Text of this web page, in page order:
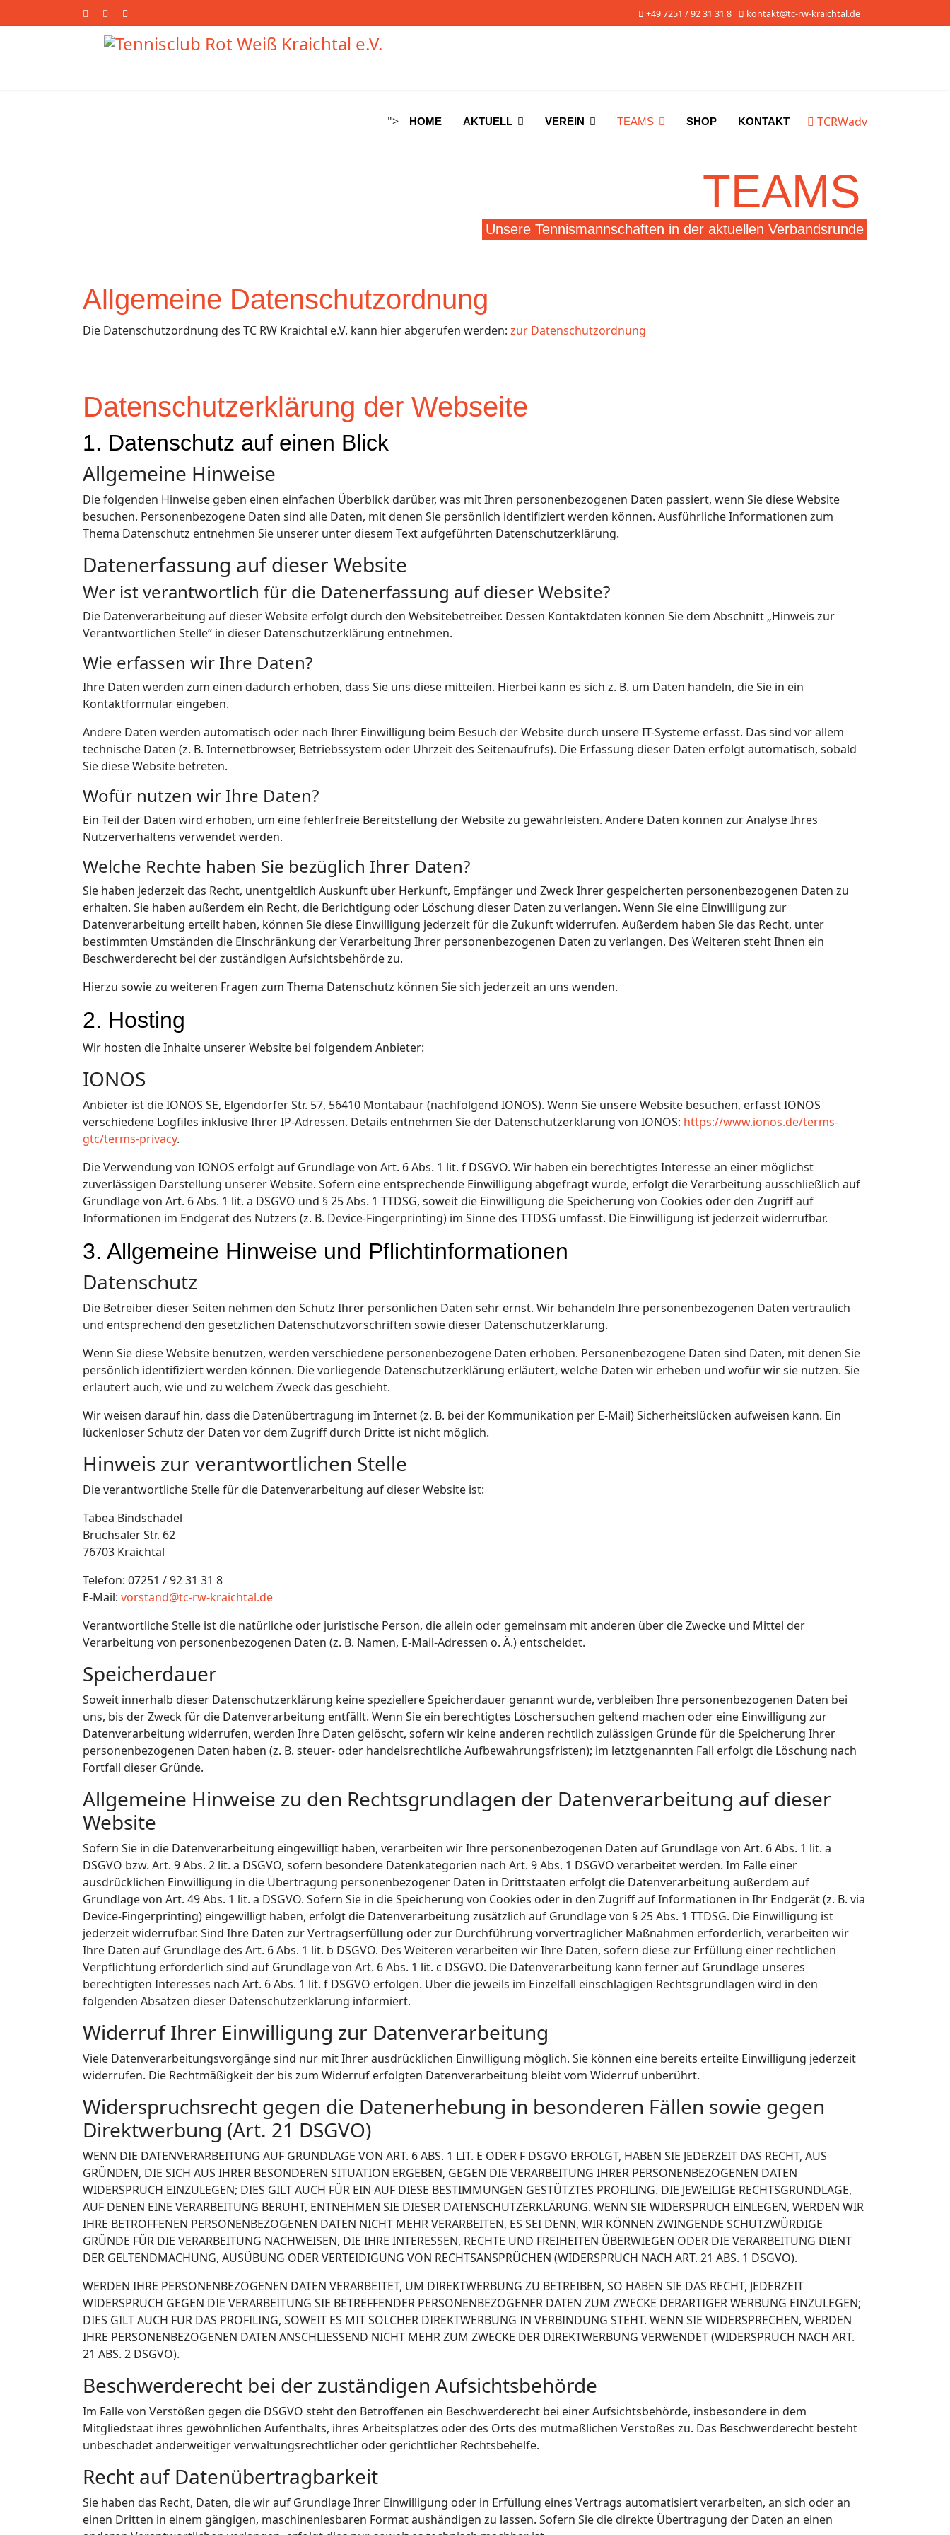
+49 7251 / 92 31 31 8 kontakt@tc-rw-kraichtal.de
"> HOME AKTUELL VEREIN TEAMS SHOP KONTAKT TCRWadv
TEAMS
Unsere Tennismannschaften in der aktuellen Verbandsrunde
Allgemeine Datenschutzordnung
Die Datenschutzordnung des TC RW Kraichtal e.V. kann hier abgerufen werden: zur Datenschutzordnung
Datenschutz­erklärung der Webseite
1. Datenschutz auf einen Blick
Allgemeine Hinweise
Die folgenden Hinweise geben einen einfachen Überblick darüber, was mit Ihren personenbezogenen Daten passiert, wenn Sie diese Website
besuchen. Personenbezogene Daten sind alle Daten, mit denen Sie persönlich identifiziert werden können. Ausführliche Informationen zum
Thema Datenschutz entnehmen Sie unserer unter diesem Text aufgeführten Datenschutzerklärung.
Datenerfassung auf dieser Website
Wer ist verantwortlich für die Datenerfassung auf dieser Website?
Die Datenverarbeitung auf dieser Website erfolgt durch den Websitebetreiber. Dessen Kontaktdaten können Sie dem Abschnitt „Hinweis zur
Verantwortlichen Stelle“ in dieser Datenschutzerklärung entnehmen.
Wie erfassen wir Ihre Daten?
Ihre Daten werden zum einen dadurch erhoben, dass Sie uns diese mitteilen. Hierbei kann es sich z. B. um Daten handeln, die Sie in ein
Kontaktformular eingeben.
Andere Daten werden automatisch oder nach Ihrer Einwilligung beim Besuch der Website durch unsere IT-Systeme erfasst. Das sind vor allem
technische Daten (z. B. Internetbrowser, Betriebssystem oder Uhrzeit des Seitenaufrufs). Die Erfassung dieser Daten erfolgt automatisch, sobald
Sie diese Website betreten.
Wofür nutzen wir Ihre Daten?
Ein Teil der Daten wird erhoben, um eine fehlerfreie Bereitstellung der Website zu gewährleisten. Andere Daten können zur Analyse Ihres
Nutzerverhaltens verwendet werden.
Welche Rechte haben Sie bezüglich Ihrer Daten?
Sie haben jederzeit das Recht, unentgeltlich Auskunft über Herkunft, Empfänger und Zweck Ihrer gespeicherten personenbezogenen Daten zu
erhalten. Sie haben außerdem ein Recht, die Berichtigung oder Löschung dieser Daten zu verlangen. Wenn Sie eine Einwilligung zur
Datenverarbeitung erteilt haben, können Sie diese Einwilligung jederzeit für die Zukunft widerrufen. Außerdem haben Sie das Recht, unter
bestimmten Umständen die Einschränkung der Verarbeitung Ihrer personenbezogenen Daten zu verlangen. Des Weiteren steht Ihnen ein
Beschwerderecht bei der zuständigen Aufsichtsbehörde zu.
Hierzu sowie zu weiteren Fragen zum Thema Datenschutz können Sie sich jederzeit an uns wenden.
2. Hosting
Wir hosten die Inhalte unserer Website bei folgendem Anbieter:
IONOS
Anbieter ist die IONOS SE, Elgendorfer Str. 57, 56410 Montabaur (nachfolgend IONOS). Wenn Sie unsere Website besuchen, erfasst IONOS
verschiedene Logfiles inklusive Ihrer IP-Adressen. Details entnehmen Sie der Datenschutzerklärung von IONOS: https://www.ionos.de/terms-
gtc/terms-privacy.
Die Verwendung von IONOS erfolgt auf Grundlage von Art. 6 Abs. 1 lit. f DSGVO. Wir haben ein berechtigtes Interesse an einer möglichst
zuverlässigen Darstellung unserer Website. Sofern eine entsprechende Einwilligung abgefragt wurde, erfolgt die Verarbeitung ausschließlich auf
Grundlage von Art. 6 Abs. 1 lit. a DSGVO und § 25 Abs. 1 TTDSG, soweit die Einwilligung die Speicherung von Cookies oder den Zugriff auf
Informationen im Endgerät des Nutzers (z. B. Device-Fingerprinting) im Sinne des TTDSG umfasst. Die Einwilligung ist jederzeit widerrufbar.
3. Allgemeine Hinweise und Pflicht­informationen
Datenschutz
Die Betreiber dieser Seiten nehmen den Schutz Ihrer persönlichen Daten sehr ernst. Wir behandeln Ihre personenbezogenen Daten vertraulich
und entsprechend den gesetzlichen Datenschutzvorschriften sowie dieser Datenschutzerklärung.
Wenn Sie diese Website benutzen, werden verschiedene personenbezogene Daten erhoben. Personenbezogene Daten sind Daten, mit denen Sie
persönlich identifiziert werden können. Die vorliegende Datenschutzerklärung erläutert, welche Daten wir erheben und wofür wir sie nutzen. Sie
erläutert auch, wie und zu welchem Zweck das geschieht.
Wir weisen darauf hin, dass die Datenübertragung im Internet (z. B. bei der Kommunikation per E-Mail) Sicherheitslücken aufweisen kann. Ein
lückenloser Schutz der Daten vor dem Zugriff durch Dritte ist nicht möglich.
Hinweis zur verantwortlichen Stelle
Die verantwortliche Stelle für die Datenverarbeitung auf dieser Website ist:
Tabea Bindschädel
Bruchsaler Str. 62
76703 Kraichtal
Telefon: 07251 / 92 31 31 8
E-Mail: vorstand@tc-rw-kraichtal.de
Verantwortliche Stelle ist die natürliche oder juristische Person, die allein oder gemeinsam mit anderen über die Zwecke und Mittel der
Verarbeitung von personenbezogenen Daten (z. B. Namen, E-Mail-Adressen o. Ä.) entscheidet.
Speicherdauer
Soweit innerhalb dieser Datenschutzerklärung keine speziellere Speicherdauer genannt wurde, verbleiben Ihre personenbezogenen Daten bei
uns, bis der Zweck für die Datenverarbeitung entfällt. Wenn Sie ein berechtigtes Löschersuchen geltend machen oder eine Einwilligung zur
Datenverarbeitung widerrufen, werden Ihre Daten gelöscht, sofern wir keine anderen rechtlich zulässigen Gründe für die Speicherung Ihrer
personenbezogenen Daten haben (z. B. steuer- oder handelsrechtliche Aufbewahrungsfristen); im letztgenannten Fall erfolgt die Löschung nach
Fortfall dieser Gründe.
Allgemeine Hinweise zu den Rechtsgrundlagen der Datenverarbeitung auf dieser
Website
Sofern Sie in die Datenverarbeitung eingewilligt haben, verarbeiten wir Ihre personenbezogenen Daten auf Grundlage von Art. 6 Abs. 1 lit. a
DSGVO bzw. Art. 9 Abs. 2 lit. a DSGVO, sofern besondere Datenkategorien nach Art. 9 Abs. 1 DSGVO verarbeitet werden. Im Falle einer
ausdrücklichen Einwilligung in die Übertragung personenbezogener Daten in Drittstaaten erfolgt die Datenverarbeitung außerdem auf
Grundlage von Art. 49 Abs. 1 lit. a DSGVO. Sofern Sie in die Speicherung von Cookies oder in den Zugriff auf Informationen in Ihr Endgerät (z. B. via
Device-Fingerprinting) eingewilligt haben, erfolgt die Datenverarbeitung zusätzlich auf Grundlage von § 25 Abs. 1 TTDSG. Die Einwilligung ist
jederzeit widerrufbar. Sind Ihre Daten zur Vertragserfüllung oder zur Durchführung vorvertraglicher Maßnahmen erforderlich, verarbeiten wir
Ihre Daten auf Grundlage des Art. 6 Abs. 1 lit. b DSGVO. Des Weiteren verarbeiten wir Ihre Daten, sofern diese zur Erfüllung einer rechtlichen
Verpflichtung erforderlich sind auf Grundlage von Art. 6 Abs. 1 lit. c DSGVO. Die Datenverarbeitung kann ferner auf Grundlage unseres
berechtigten Interesses nach Art. 6 Abs. 1 lit. f DSGVO erfolgen. Über die jeweils im Einzelfall einschlägigen Rechtsgrundlagen wird in den
folgenden Absätzen dieser Datenschutzerklärung informiert.
Widerruf Ihrer Einwilligung zur Datenverarbeitung
Viele Datenverarbeitungsvorgänge sind nur mit Ihrer ausdrücklichen Einwilligung möglich. Sie können eine bereits erteilte Einwilligung jederzeit
widerrufen. Die Rechtmäßigkeit der bis zum Widerruf erfolgten Datenverarbeitung bleibt vom Widerruf unberührt.
Widerspruchsrecht gegen die Datenerhebung in besonderen Fällen sowie gegen
Direktwerbung (Art. 21 DSGVO)
WENN DIE DATENVERARBEITUNG AUF GRUNDLAGE VON ART. 6 ABS. 1 LIT. E ODER F DSGVO ERFOLGT, HABEN SIE JEDERZEIT DAS RECHT, AUS
GRÜNDEN, DIE SICH AUS IHRER BESONDEREN SITUATION ERGEBEN, GEGEN DIE VERARBEITUNG IHRER PERSONENBEZOGENEN DATEN
WIDERSPRUCH EINZULEGEN; DIES GILT AUCH FÜR EIN AUF DIESE BESTIMMUNGEN GESTÜTZTES PROFILING. DIE JEWEILIGE RECHTSGRUNDLAGE,
AUF DENEN EINE VERARBEITUNG BERUHT, ENTNEHMEN SIE DIESER DATENSCHUTZERKLÄRUNG. WENN SIE WIDERSPRUCH EINLEGEN, WERDEN WIR
IHRE BETROFFENEN PERSONENBEZOGENEN DATEN NICHT MEHR VERARBEITEN, ES SEI DENN, WIR KÖNNEN ZWINGENDE SCHUTZWÜRDIGE
GRÜNDE FÜR DIE VERARBEITUNG NACHWEISEN, DIE IHRE INTERESSEN, RECHTE UND FREIHEITEN ÜBERWIEGEN ODER DIE VERARBEITUNG DIENT
DER GELTENDMACHUNG, AUSÜBUNG ODER VERTEIDIGUNG VON RECHTSANSPRÜCHEN (WIDERSPRUCH NACH ART. 21 ABS. 1 DSGVO).
WERDEN IHRE PERSONENBEZOGENEN DATEN VERARBEITET, UM DIREKTWERBUNG ZU BETREIBEN, SO HABEN SIE DAS RECHT, JEDERZEIT
WIDERSPRUCH GEGEN DIE VERARBEITUNG SIE BETREFFENDER PERSONENBEZOGENER DATEN ZUM ZWECKE DERARTIGER WERBUNG EINZULEGEN;
DIES GILT AUCH FÜR DAS PROFILING, SOWEIT ES MIT SOLCHER DIREKTWERBUNG IN VERBINDUNG STEHT. WENN SIE WIDERSPRECHEN, WERDEN
IHRE PERSONENBEZOGENEN DATEN ANSCHLIESSEND NICHT MEHR ZUM ZWECKE DER DIREKTWERBUNG VERWENDET (WIDERSPRUCH NACH ART.
21 ABS. 2 DSGVO).
Beschwerde­recht bei der zuständigen Aufsichts­behörde
Im Falle von Verstößen gegen die DSGVO steht den Betroffenen ein Beschwerderecht bei einer Aufsichtsbehörde, insbesondere in dem
Mitgliedstaat ihres gewöhnlichen Aufenthalts, ihres Arbeitsplatzes oder des Orts des mutmaßlichen Verstoßes zu. Das Beschwerderecht besteht
unbeschadet anderweitiger verwaltungsrechtlicher oder gerichtlicher Rechtsbehelfe.
Recht auf Daten­übertrag­barkeit
Sie haben das Recht, Daten, die wir auf Grundlage Ihrer Einwilligung oder in Erfüllung eines Vertrags automatisiert verarbeiten, an sich oder an
einen Dritten in einem gängigen, maschinenlesbaren Format aushändigen zu lassen. Sofern Sie die direkte Übertragung der Daten an einen